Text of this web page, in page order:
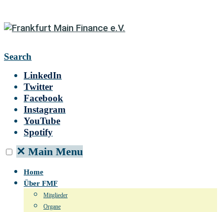
Search
LinkedIn
Twitter
Facebook
Instagram
YouTube
Spotify
✕ Main Menu
Home
Über FMF
Mitglieder
Organe